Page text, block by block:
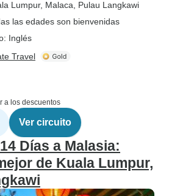
Lumpur, Malaca , Pulau Langkawi
las edades son bienvenidas
Inglés
Travel
a los descuentos
Ver circuito
Días a Malasia:
de Kuala Lumpur,